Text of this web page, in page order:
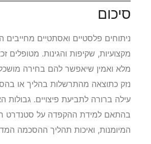
סיכום
ניתוחים פלסטיים ואסתטיים
מקצועיות, שקיפות והגינות. מטופלים
מלא ואמין שיאפשר להם בחירה
נזק כתוצאה מהתרשלות בהליך או
עילה ברורה לתביעת פיצויים. גבולות
בהתאם למידת ההקפדה על סטנדרט
המיומנות, ואיכות תהליך ההסכמה